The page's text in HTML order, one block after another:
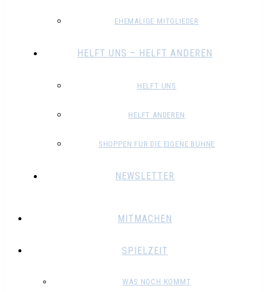
EHEMALIGE MITGLIEDER
HELFT UNS – HELFT ANDEREN
HELFT UNS
HELFT ANDEREN
SHOPPEN FÜR DIE EIGENE BÜHNE
NEWSLETTER
MITMACHEN
SPIELZEIT
WAS NOCH KOMMT